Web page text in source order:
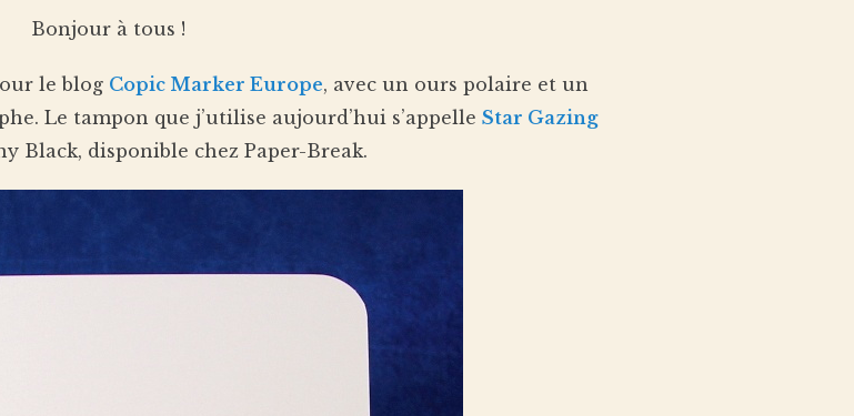
Bonjour à tous !
le blog Copic Marker Europe, avec un ours polaire et un
Le tampon que j’utilise aujourd’hui s’appelle Star Gazing
Black, disponible chez Paper-Break.